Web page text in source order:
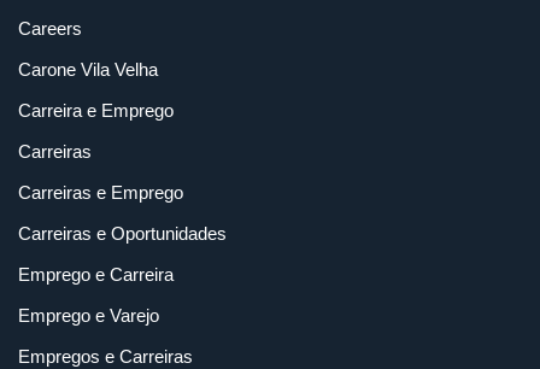
Careers
Carone Vila Velha
Carreira e Emprego
Carreiras
Carreiras e Emprego
Carreiras e Oportunidades
Emprego e Carreira
Emprego e Varejo
Empregos e Carreiras